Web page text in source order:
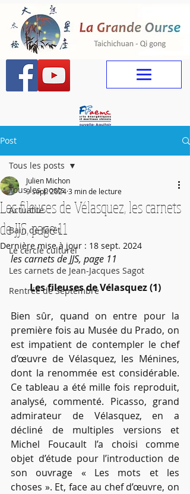
Post
Tous les posts
Actualité
Bain de forêt
Le cercle culturel
Les carnets de Jean-Jacques Sagot
Rentrée de Septembre
Tous les posts
Les fileuses de Vélasquez, les carnets
de JJS, page 11
Julien Michon
9 sept. 20243 min de lecture
Dernière mise à jour : 18 sept. 2024
les carnets de JJS, page 11
Les fileuses de Vélasquez (1)
Bien sûr, quand on entre pour la
première fois au Musée du Prado, on
est impatient de contempler le chef
d’œuvre de Vélasquez, les Ménines,
dont la renommée est considérable.
Ce tableau a été mille fois reproduit,
analysé, commenté. Picasso, grand
admirateur de Vélasquez, en a
décliné de multiples versions et
Michel Foucault l’a choisi comme
objet d’étude pour l’introduction de
son ouvrage « Les mots et les
choses ». Et, face au chef d’œuvre, on